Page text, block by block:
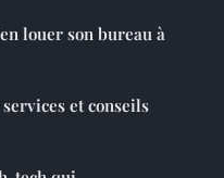
louer son bureau à
et conseils